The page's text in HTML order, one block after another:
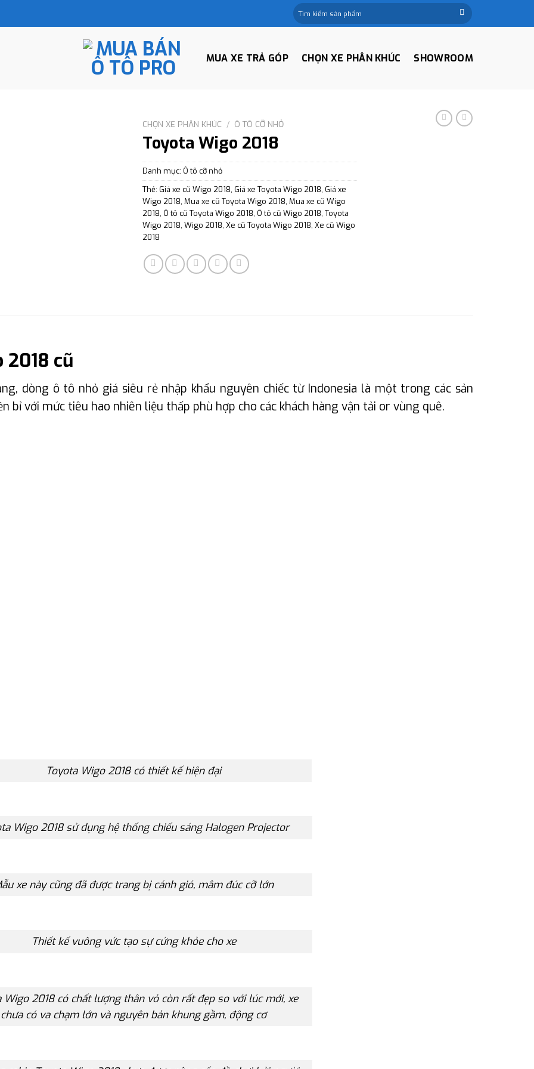
Tìm
kiếm:
MUA XE TRẢ GÓP CHỌN XE PHÂN KHÚC SHOWROOM
CHỌN XE PHÂN KHÚC / Ô TÔ CỠ NHỎ
Toyota Wigo 2018
Danh mục: Ô tô cỡ nhỏ
Thẻ: Giá xe cũ Wigo 2018, Giá xe Toyota Wigo 2018, Giá xe
Wigo 2018, Mua xe cũ Toyota Wigo 2018, Mua xe cũ Wigo
2018, Ô tô cũ Toyota Wigo 2018, Ô tô cũ Wigo 2018, Toyota
Wigo 2018, Wigo 2018, Xe cũ Toyota Wigo 2018, Xe cũ Wigo
2018
2018 cũ
dòng ô tô nhỏ giá siêu rẻ nhập khẩu nguyên chiếc từ Indonesia là một trong các sản
bỉ với mức tiêu hao nhiên liệu thấp phù hợp cho các khách hàng vận tải or vùng quê.
Toyota Wigo 2018 có thiết kế hiện đại
Wigo 2018 sử dụng hệ thống chiếu sáng Halogen Projector
xe này cũng đã được trang bị cánh gió, mâm đúc cỡ lớn
Thiết kế vuông vức tạo sự cứng khỏe cho xe
Wigo 2018 có chất lượng thân vỏ còn rất đẹp so với lúc mới, xe
chưa có va chạm lớn và nguyên bản khung gầm, động cơ